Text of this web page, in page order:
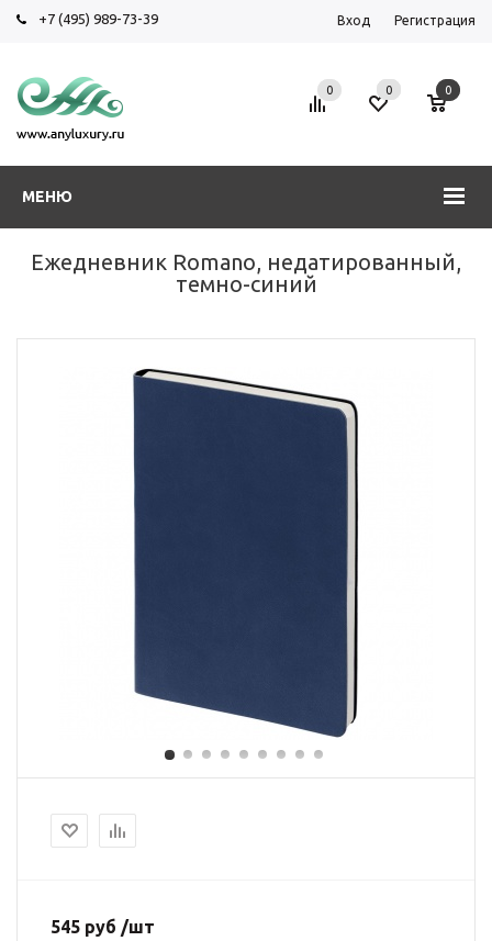
+7 (495) 989-73-39 Вход Регистрация
МЕНЮ
0 0 0
Ежедневник Romano, недатированный,
темно-синий
545 руб /шт